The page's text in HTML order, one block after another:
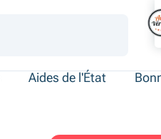
Aides de l'État